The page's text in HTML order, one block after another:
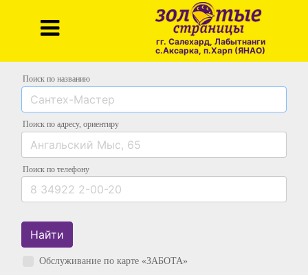
гг. Салехард, Лабытнанги
с.Аксарка, п.Харп (ЯНАО)
Поиск по названию
Поиск по адресу, ориентиру
Поиск по телефону
Найти
Обслуживание по карте «ЗАБОТА»